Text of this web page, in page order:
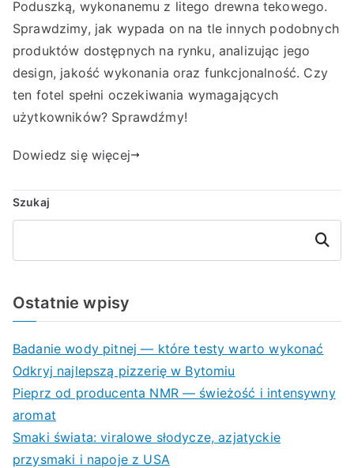
Poduszką, wykonanemu z litego drewna tekowego.
Sprawdzimy, jak wypada on na tle innych podobnych
produktów dostępnych na rynku, analizując jego
design, jakość wykonania oraz funkcjonalność. Czy
ten fotel spełni oczekiwania wymagających
użytkowników? Sprawdźmy!
Dowiedz się więcej
Szukaj
Szukaj
Ostatnie wpisy
Badanie wody pitnej — które testy warto wykonać
Odkryj najlepszą pizzerię w Bytomiu
Pieprz od producenta NMR — świeżość i intensywny
aromat
Smaki świata: viralowe słodycze, azjatyckie
przysmaki i napoje z USA